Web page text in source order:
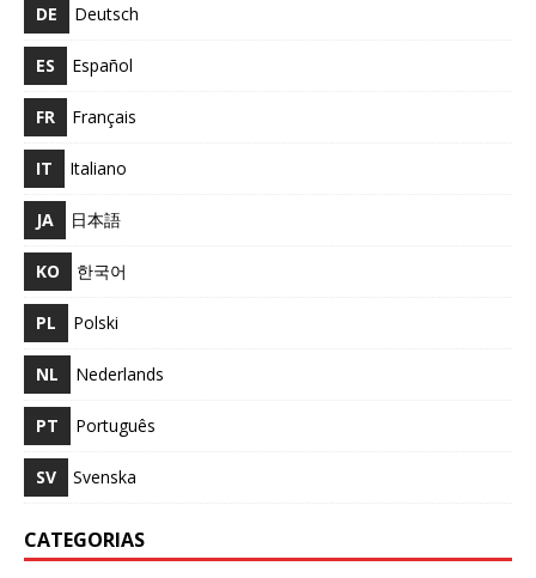
DE Deutsch
ES Español
FR Français
IT Italiano
JA 日本語
KO 한국어
PL Polski
NL Nederlands
PT Português
SV Svenska
CATEGORIAS